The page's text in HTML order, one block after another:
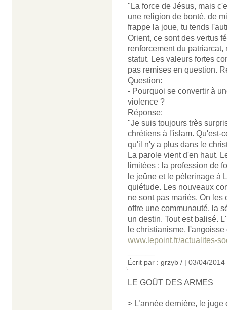
"La force de Jésus, mais
une religion de bonté, de
frappe la joue, tu tends
Orient, ce sont des vertus
renforcement du
statut. Les valeurs fortes
pas remises en question.
Question:
- Pourquoi se convertir à
violence ?
Réponse:
"Je suis toujours très
chrétiens à l'islam. Qu'est-
qu'il n'y a plus dans le
La parole vient d'en haut.
limitées : la profession de
le jeûne et le pèlerinage à
quiétude. Les nouveaux
ne sont pas mariés. On
offre une communauté, la
un destin. Tout est balisé.
le christianisme,
www.lepoint.fr/actualites-
Écrit par : grzyb / | 03/04/2014
LE GOÛT DES ARMES
> L’année dernière, le